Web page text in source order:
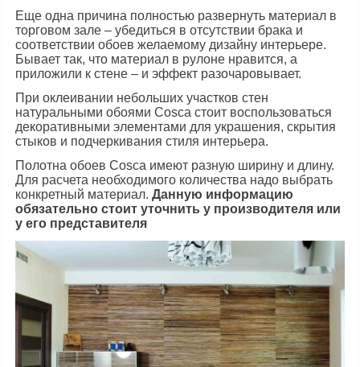
Еще одна причина полностью развернуть материал в
торговом зале – убедиться в отсутствии брака и
соответствии обоев желаемому дизайну интерьере.
Бывает так, что материал в рулоне нравится, а
приложили к стене – и эффект разочаровывает.
При оклеивании небольших участков стен
натуральными обоями Сosca стоит воспользоваться
декоративными элементами для украшения, скрытия
стыков и подчеркивания стиля интерьера.
Полотна обоев Сosca имеют разную ширину и длину.
Для расчета необходимого количества надо выбрать
конкретный материал.Данную информацию
обязательно стоит уточнить у производителя или
у его представителя